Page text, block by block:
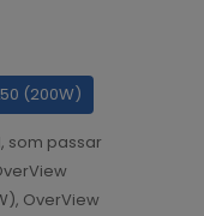
(200W)
som passar
OverView